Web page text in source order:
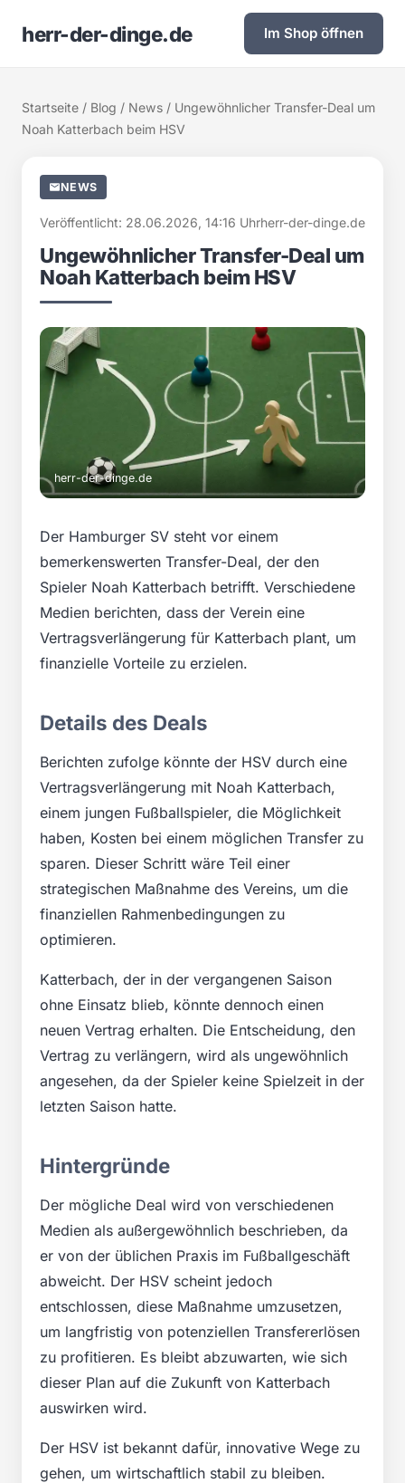
herr-der-dinge.de Im Shop öffnen
Startseite / Blog / News / Ungewöhnlicher Transfer-Deal um
Noah Katterbach beim HSV
NEWS
Veröffentlicht: 28.06.2026, 14:16 Uhrherr-der-dinge.de
Ungewöhnlicher Transfer-Deal um
Noah Katterbach beim HSV
herr-der-dinge.de
Der Hamburger SV steht vor einem
bemerkenswerten Transfer-Deal, der den
Spieler Noah Katterbach betrifft. Verschiedene
Medien berichten, dass der Verein eine
Vertragsverlängerung für Katterbach plant, um
finanzielle Vorteile zu erzielen.
Details des Deals
Berichten zufolge könnte der HSV durch eine
Vertragsverlängerung mit Noah Katterbach,
einem jungen Fußballspieler, die Möglichkeit
haben, Kosten bei einem möglichen Transfer zu
sparen. Dieser Schritt wäre Teil einer
strategischen Maßnahme des Vereins, um die
finanziellen Rahmenbedingungen zu
optimieren.
Katterbach, der in der vergangenen Saison
ohne Einsatz blieb, könnte dennoch einen
neuen Vertrag erhalten. Die Entscheidung, den
Vertrag zu verlängern, wird als ungewöhnlich
angesehen, da der Spieler keine Spielzeit in der
letzten Saison hatte.
Hintergründe
Der mögliche Deal wird von verschiedenen
Medien als außergewöhnlich beschrieben, da
er von der üblichen Praxis im Fußballgeschäft
abweicht. Der HSV scheint jedoch
entschlossen, diese Maßnahme umzusetzen,
um langfristig von potenziellen Transfererlösen
zu profitieren. Es bleibt abzuwarten, wie sich
dieser Plan auf die Zukunft von Katterbach
auswirken wird.
Der HSV ist bekannt dafür, innovative Wege zu
gehen, um wirtschaftlich stabil zu bleiben.